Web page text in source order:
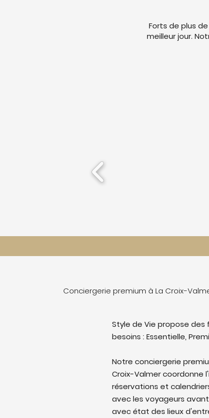
Forts de plus
meilleur jour.
Conciergerie premium à La Croix-
Style de Vie propose
besoins : Essentielle,
Notre conciergerie
Croix-Valmer coordonne
réservations et
avec les voyageurs
avec état des lieux